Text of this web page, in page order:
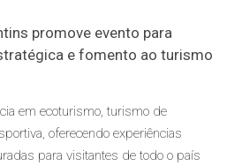
em ecoturismo, turismo de
oferecendo experiências
para visitantes de todo o país